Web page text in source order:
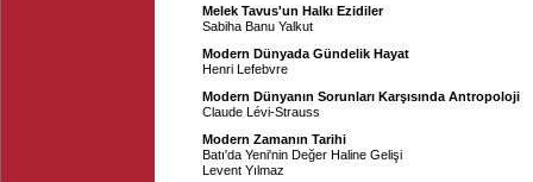
Melek Tavus'un Halkı Ezidiler
Sabiha Banu Yalkut
Modern Dünyada Gündelik Hayat
Henri Lefebvre
Modern Dünyanın Sorunları Karşısında Antropoloji
Claude Lévi-Strauss
Modern Zamanın Tarihi
Batı'da Yeni'nin Değer Haline Gelişi
Levent Yılmaz